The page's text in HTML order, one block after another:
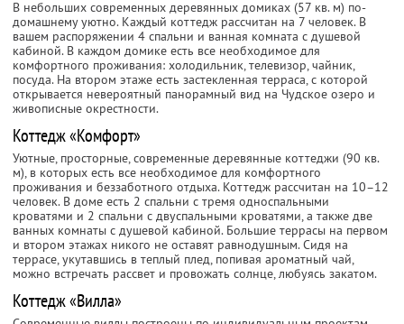
В небольших современных деревянных домиках (57 кв. м) по-
домашнему уютно. Каждый коттедж рассчитан на 7 человек. В
вашем распоряжении 4 спальни и ванная комната с душевой
кабиной. В каждом домике есть все необходимое для
комфортного проживания: холодильник, телевизор, чайник,
посуда. На втором этаже есть застекленная терраса, с которой
открывается невероятный панорамный вид на Чудское озеро и
живописные окрестности.
Коттедж «Комфорт»
Уютные, просторные, современные деревянные коттеджи (90 кв.
м), в которых есть все необходимое для комфортного
проживания и беззаботного отдыха. Коттедж рассчитан на 10–12
человек. В доме есть 2 спальни с тремя односпальными
кроватями и 2 спальни с двуспальными кроватями, а также две
ванных комнаты с душевой кабиной. Большие террасы на первом
и втором этажах никого не оставят равнодушным. Сидя на
террасе, укутавшись в теплый плед, попивая ароматный чай,
можно встречать рассвет и провожать солнце, любуясь закатом.
Коттедж «Вилла»